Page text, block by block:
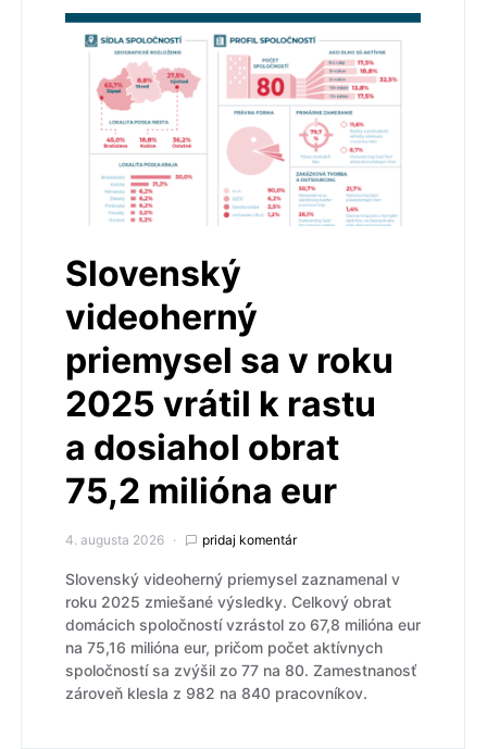
Slovenský
videoherný
priemysel sa v roku
2025 vrátil k rastu
a dosiahol obrat
75,2 milióna eur
4. augusta 2026 pridaj komentár
Slovenský videoherný priemysel zaznamenal v
roku 2025 zmiešané výsledky. Celkový obrat
domácich spoločností vzrástol zo 67,8 milióna eur
na 75,16 milióna eur, pričom počet aktívnych
spoločností sa zvýšil zo 77 na 80. Zamestnanosť
zároveň klesla z 982 na 840 pracovníkov.